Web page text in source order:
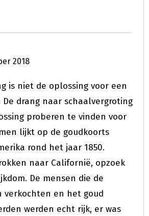
2018
is niet de oplossing voor een
drang naar schaalvergroting
proberen te vinden voor
lijkt op de goudkoorts
rond het jaar 1850.
naar Californië, opzoek
De mensen die de
verkochten en het goud
werden echt rijk, er was